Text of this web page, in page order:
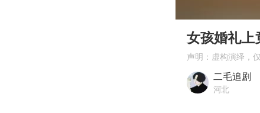
女孩婚礼上
声明：虚构演绎，
二毛追剧
河北